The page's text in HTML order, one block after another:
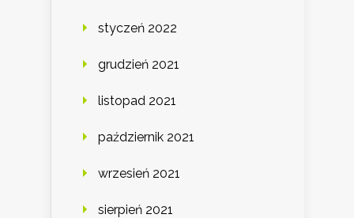
styczeń 2022
grudzień 2021
listopad 2021
październik 2021
wrzesień 2021
sierpień 2021